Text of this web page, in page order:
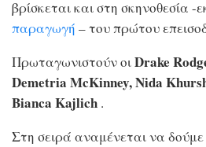
βρίσκεται και στη σκηνοθεσία -
παραγωγή – του πρώτου
Πρωταγωνιστούν οιDrake
Demetria McKinney, Nida
Bianca Kajlich .
Στη σειρά αναμένεται να